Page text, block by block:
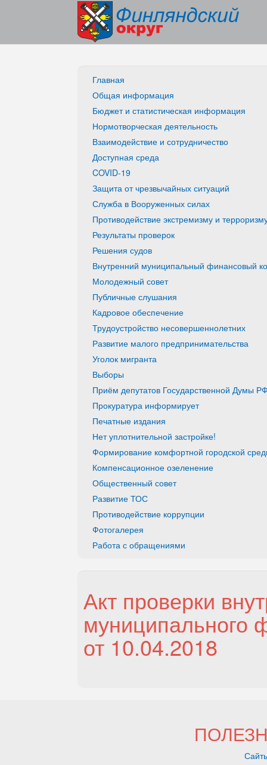
Главная
Общая информация
Бюджет и статистическая информация
Нормотворческая деятельность
Взаимодействие и сотрудничество
Доступная среда
COVID-19
Защита от чрезвычайных ситуаций
Служба в Вооруженных силах
Противодействие экстремизму и
Результаты проверок
Решения судов
Внутренний муниципальный финансовый
Молодежный совет
Публичные слушания
Кадровое обеспечение
Трудоустройство несовершеннолетних
Развитие малого предпринимательства
Уголок мигранта
Выборы
Приём депутатов Государственной Думы
Прокуратура информирует
Печатные издания
Нет уплотнительной застройке!
Формирование комфортной городской
Компенсационное озеленение
Общественный совет
Развитие ТОС
Противодействие коррупции
Фотогалерея
Работа с обращениями
Акт проверки
муниципального
от 10.04.2018